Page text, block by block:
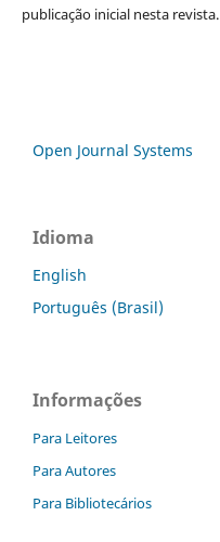
publicação inicial nesta revista.
Open Journal Systems
Idioma
English
Português (Brasil)
Informações
Para Leitores
Para Autores
Para Bibliotecários